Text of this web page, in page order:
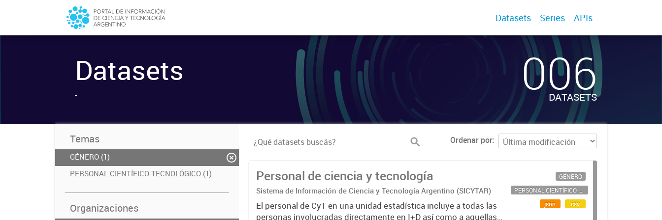
Datasets Series APIs
Datasets
- 006
DATASETS
Temas
GÉNERO (1)
PERSONAL CIENTÍFICO-TECNOLÓGICO (1)
Organizaciones
Ordenar por
Personal de ciencia y tecnología
Sistema de Información de Ciencia y Tecnología Argentino (SICYTAR)
El personal de CyT en una unidad estadística incluye a todas las
personas involucradas directamente en I+D así como a aquellas
GÉNERO
PERSONAL CIENTÍFICO-TECNOLÓGICO
json
csv